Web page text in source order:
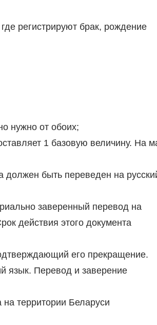
регистрируют брак, рождение
нужно от обоих;
1 базовую величину. На
должен быть переведен на
заверенный перевод на
действия этого документа
его прекращение.
язык. Перевод и заверение
территории Беларуси